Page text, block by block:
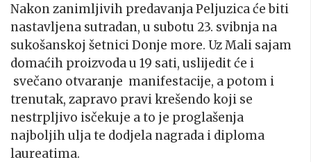
Nakon zanimljivih predavanja Peljuzica će biti
nastavljena sutradan, u subotu 23. svibnja na
sukošanskoj šetnici Donje more. Uz Mali sajam
domaćih proizvoda u 19 sati, uslijedit će i
svečano otvaranje manifestacije, a potom i
trenutak, zapravo pravi krešendo koji se
nestrpljivo isčekuje a to je proglašenja
najboljih ulja te dodjela nagrada i diploma
laureatima.